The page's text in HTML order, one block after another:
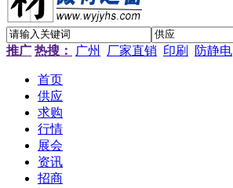
推广 热搜： 广州 厂家直销 印刷 防静电
首页
供应
求购
行情
展会
资讯
招商